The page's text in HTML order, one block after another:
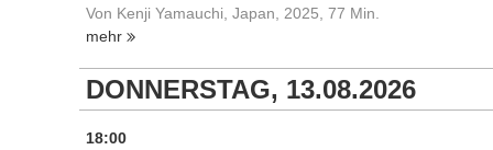
Von Kenji Yamauchi, Japan, 2025, 77 Min.
mehr
DONNERSTAG, 13.08.2026
18:00